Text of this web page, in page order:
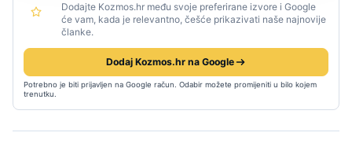
Dodajte Kozmos.hr među svoje preferirane izvore i Google
će vam, kada je relevantno, češće prikazivati naše najnovije
članke.
Dodaj Kozmos.hr na Google
Potrebno je biti prijavljen na Google račun. Odabir možete promijeniti u bilo kojem
trenutku.